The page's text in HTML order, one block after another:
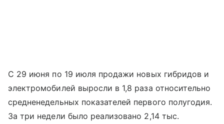
С 29 июня по 19 июля продажи новых гибридов и
электромобилей выросли в 1,8 раза относительно
средненедельных показателей первого полугодия.
За три недели было реализовано 2,14 тыс.